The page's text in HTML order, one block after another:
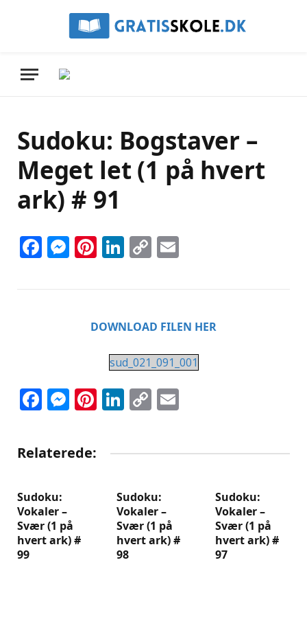
Sudoku: Bogstaver –
Meget let (1 på hvert
ark) # 91
Facebook
Messenger
Pinterest
LinkedIn
Copy
DOWNLOAD FILEN HER
sud_021_091_001
Facebook
Messenger
Pinterest
LinkedIn
Copy
Relaterede:
Sudoku:
Vokaler –
Svær (1 på
hvert ark) #
99
Sudoku:
Vokaler –
Svær (1 på
hvert ark) #
98
Sudoku:
Vokaler –
Svær (1 på
hvert ark) #
97